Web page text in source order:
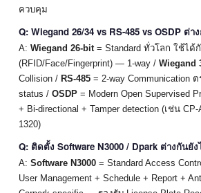
ควบคุม
Q: Wiegand 26/34 vs RS-485 vs OSDP ต่า
A: Wiegand 26-bit= Standard ทั่วโลก ใช้ได้
(RFID/Face/Fingerprint) — 1-way / Wiegand
Collision / RS-485 = 2-way Communication
status / OSDP = Modern Open Supervised
+ Bi-directional + Tamper detection (เช่น
1320)
Q: ติดตั้ง Software N3000 / Dpark ต่างกันยัง
A: Software N3000 = Standard Access
User Management + Schedule + Report +